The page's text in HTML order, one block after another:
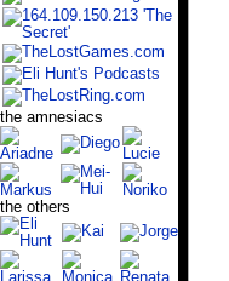
the amnesiacs
the others